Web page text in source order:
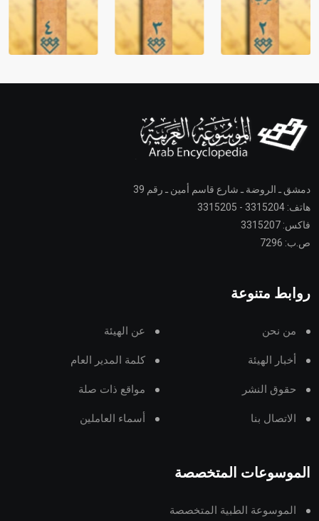
دمشق ـ الروضة ـ شارع قاسم أمين ـ رقم 39
هاتف: 3315204 - 3315205
فاكس: 3315207
ص.ب: 7296
روابط متنوعة
من نحن عن الهيئة
أخبار الهيئة كلمة المدير العام
حقوق النشر مواقع ذات صلة
الاتصال بنا أسماء العاملين
الموسوعات المتخصصة
الموسوعة الطبية المتخصصة